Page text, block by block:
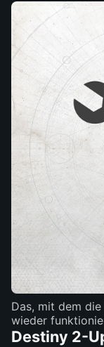
Das, mit dem
wieder
Destiny 2-